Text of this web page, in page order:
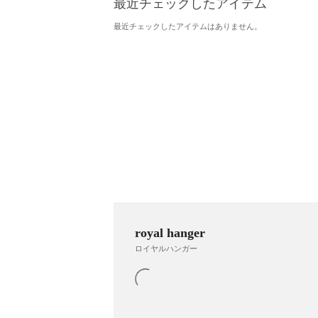
最近チェックしたアイテム
最近チェックしたアイテムはありません。
royal hanger
ロイヤルハンガー